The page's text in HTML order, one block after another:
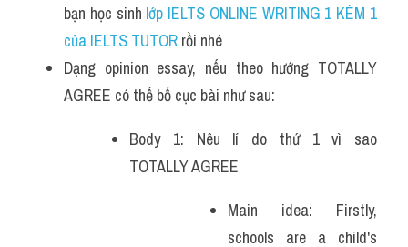
bạn học sinh lớp IELTS ONLINE WRITING 1 KÈM 1
của IELTS TUTOR rồi nhé
Dạng opinion essay, nếu theo hướng TOTALLY
AGREE có thể bố cục bài như sau:
Body 1: Nêu lí do thứ 1 vì sao
TOTALLY AGREE
Main idea: Firstly,
schools are a child's